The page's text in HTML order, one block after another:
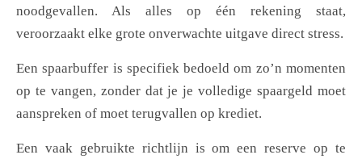
noodgevallen. Als alles op één rekening staat,
veroorzaakt elke grote onverwachte uitgave direct stress.
Een spaarbuffer is specifiek bedoeld om zo’n momenten
op te vangen, zonder dat je je volledige spaargeld moet
aanspreken of moet terugvallen op krediet.
Een vaak gebruikte richtlijn is om een reserve op te